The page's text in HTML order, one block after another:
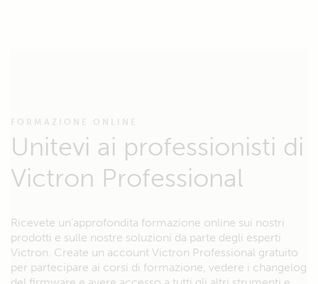
FORMAZIONE ONLINE
Unitevi ai professionisti di
Victron Professional
Ricevete un’approfondita formazione online sui nostri
prodotti e sulle nostre soluzioni da parte degli esperti
Victron. Create un account Victron Professional gratuito
per partecipare ai corsi di formazione, vedere i changelog